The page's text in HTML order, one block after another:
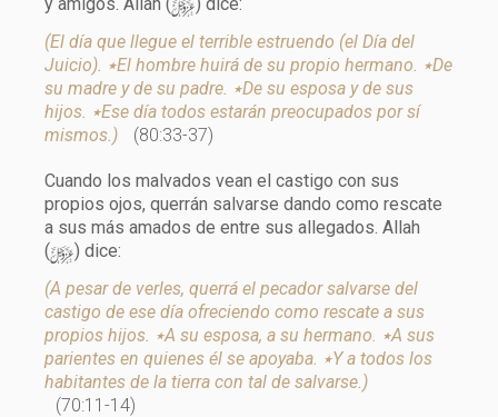
y
(El día que llegue el terrible estruendo (el Día del
Juicio). ٭El hombre huirá de su propio hermano. ٭De
su madre y de su padre. ٭De su esposa y de sus
hijos. ٭Ese día todos estarán preocupados por sí
mismos.)
(80:33-37)
Cuando los malvados vean el castigo con sus
propios ojos, querrán salvarse dando como rescate
a sus más amados de entre sus allegados. Allah
(y) dice:
(A pesar de verles, querrá el pecador salvarse del
castigo de ese día ofreciendo como rescate a sus
propios hijos. ٭A su esposa, a su hermano. ٭A sus
parientes en quienes él se apoyaba. ٭Y a todos los
habitantes de la tierra con tal de salvarse.)
(70:11-14)